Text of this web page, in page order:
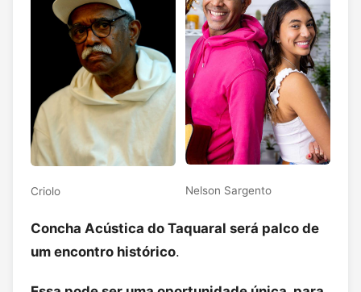
Criolo Nelson Sargento
Concha Acústica do Taquaral será palco de
um encontro histórico.